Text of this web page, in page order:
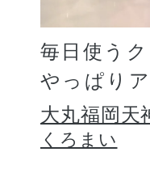
毎日使う
やっぱり
大丸福岡天
くろまい